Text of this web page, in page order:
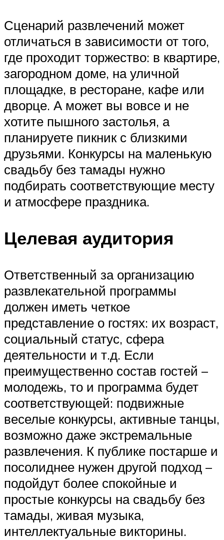
Сценарий развлечений может
отличаться в зависимости от того,
где проходит торжество: в квартире,
загородном доме, на уличной
площадке, в ресторане, кафе или
дворце. А может вы вовсе и не
хотите пышного застолья, а
планируете пикник с близкими
друзьями. Конкурсы на маленькую
свадьбу без тамады нужно
подбирать соответствующие месту
и атмосфере праздника.
Целевая аудитория
Ответственный за организацию
развлекательной программы
должен иметь четкое
представление о гостях: их возраст,
социальный статус, сфера
деятельности и т.д. Если
преимущественно состав гостей –
молодежь, то и программа будет
соответствующей: подвижные
веселые конкурсы, активные танцы,
возможно даже экстремальные
развлечения. К публике постарше и
посолиднее нужен другой подход –
подойдут более спокойные и
простые конкурсы на свадьбу без
тамады, живая музыка,
интеллектуальные викторины.